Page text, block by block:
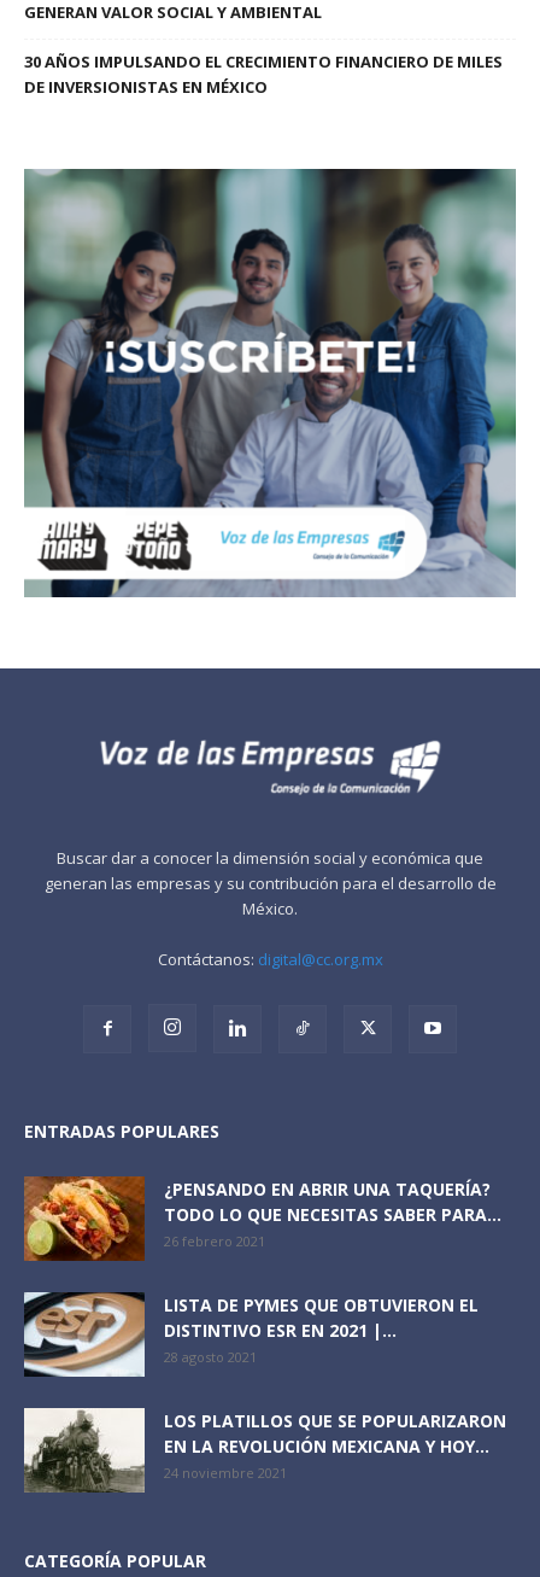
GENERAN VALOR SOCIAL Y AMBIENTAL
30 AÑOS IMPULSANDO EL CRECIMIENTO FINANCIERO DE MILES
DE INVERSIONISTAS EN MÉXICO
Buscar dar a conocer la dimensión social y económica que
generan las empresas y su contribución para el desarrollo de
México.
Contáctanos: digital@cc.org.mx
ENTRADAS POPULARES
¿PENSANDO EN ABRIR UNA TAQUERÍA?
TODO LO QUE NECESITAS SABER PARA...
26 febrero 2021
LISTA DE PYMES QUE OBTUVIERON EL
DISTINTIVO ESR EN 2021 |...
28 agosto 2021
LOS PLATILLOS QUE SE POPULARIZARON
EN LA REVOLUCIÓN MEXICANA Y HOY...
24 noviembre 2021
CATEGORÍA POPULAR